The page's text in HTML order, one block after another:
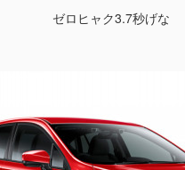
ゼロヒャク3.7秒げな